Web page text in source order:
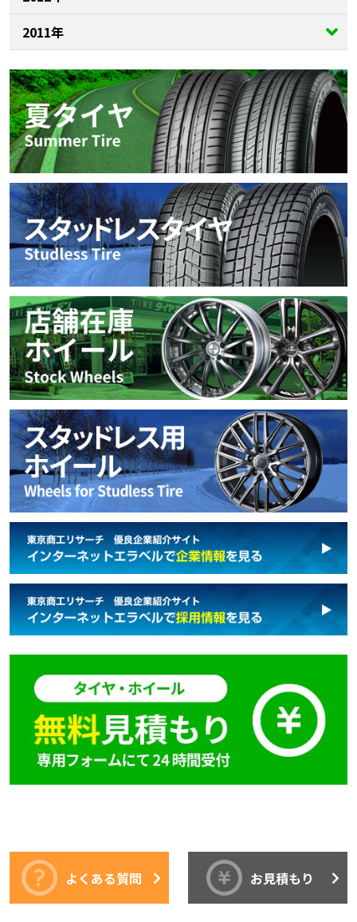
2011年
よくある質問 お見積もり